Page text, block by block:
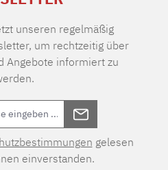
unseren regelmäßig
um rechtzeitig über
Angebote informiert zu
gelesen
einverstanden.